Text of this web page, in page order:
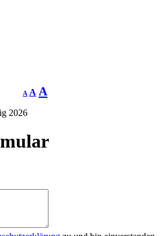
A
Decrease
font
A Reset
font
A
2026